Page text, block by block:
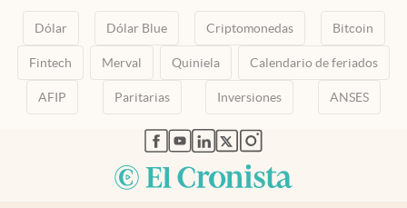
Dólar Dólar Blue Criptomonedas Bitcoin
Fintech Merval Quiniela Calendario de feriados
AFIP Paritarias Inversiones ANSES
abre en nueva pestaña
abre en nueva pestaña
abre en nueva pestaña
abre en nueva pestaña
abre en nueva pestaña